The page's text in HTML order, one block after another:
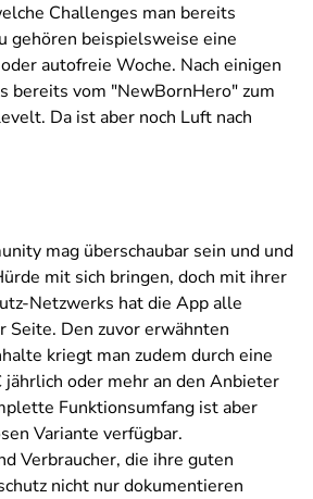
Challenges man bereits
gehören beispielsweise eine
autofreie Woche. Nach einigen
bereits vom "NewBornHero" zum
Da ist aber noch Luft nach
mag überschaubar sein und und
mit sich bringen, doch mit ihrer
Netzwerks hat die App alle
Seite. Den zuvor erwähnten
kriegt man zudem durch eine
oder mehr an den Anbieter
Funktionsumfang ist aber
Variante verfügbar.
Verbraucher, die ihre guten
nicht nur dokumentieren